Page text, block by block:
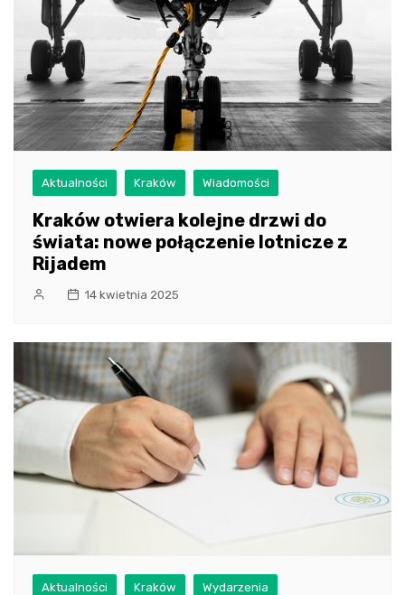
Aktualności Kraków Wiadomości
Kraków otwiera kolejne drzwi do
świata: nowe połączenie lotnicze z
Rijadem
14 kwietnia 2025
Aktualności Kraków Wydarzenia